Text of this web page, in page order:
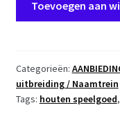
aantal
Toevoegen aan
Categorieën:
uitbreiding / Naamtrein
Tags: houten speelgoed,